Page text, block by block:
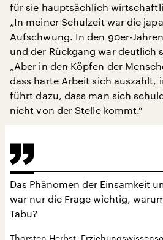
für sie hauptsächlich
„In meiner Schulzeit war die
Aufschwung. In den 90er-
und der Rückgang war deutlich
„Aber in den Köpfen der
dass harte Arbeit sich auszahlt,
führt dazu, dass man sich
nicht von der Stelle kommt.“
Das Phänomen der Einsamkeit
war nur die Frage wichtig,
Tabu?
Thorsten Herbst,